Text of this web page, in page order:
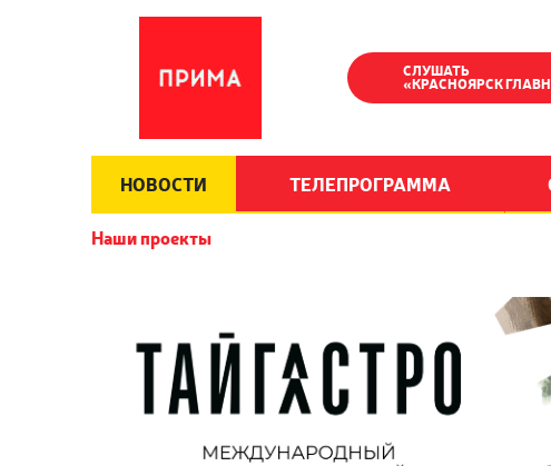
СЛУШАТЬ
«КРАСНОЯРСК
НОВОСТИ ТЕЛЕПРОГРАММА
Наши проекты